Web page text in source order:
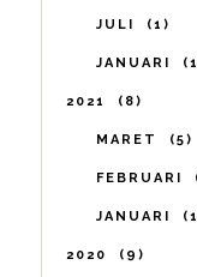
JULI 1
JANUARI
2021 8
MARET 5
FEBRUARI
JANUARI
2020 9